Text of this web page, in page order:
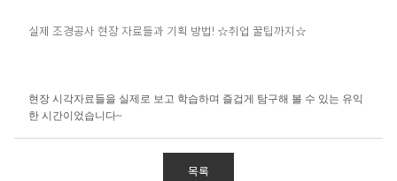
실제 조경공사 현장 자료들과 기획 방법! ☆취업 꿀팁까지☆
현장 시각자료들을 실제로 보고 학습하며 즐겁게 탐구해 볼 수 있는 유익
한 시간이었습니다~
목록